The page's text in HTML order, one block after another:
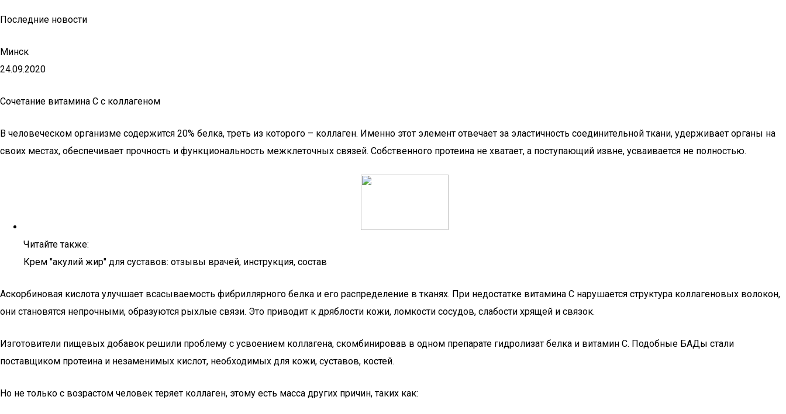
Последние новости
Минск
24.09.2020
Сочетание витамина C с коллагеном
В человеческом организме содержится 20% белка, треть из которого – коллаген. Именно этот элемент отвечает за эластичность соединительной ткани, удерживает органы на
своих местах, обеспечивает прочность и функциональность межклеточных связей. Собственного протеина не хватает, а поступающий извне, усваивается не полностью.
Читайте также:
Крем "акулий жир" для суставов: отзывы врачей, инструкция, состав
Аскорбиновая кислота улучшает всасываемость фибриллярного белка и его распределение в тканях. При недостатке витамина C нарушается структура коллагеновых волокон,
они становятся непрочными, образуются рыхлые связи. Это приводит к дряблости кожи, ломкости сосудов, слабости хрящей и связок.
Изготовители пищевых добавок решили проблему с усвоением коллагена, скомбинировав в одном препарате гидролизат белка и витамин С. Подобные БАДы стали
поставщиком протеина и незаменимых кислот, необходимых для кожи, суставов, костей.
Но не только с возрастом человек теряет коллаген, этому есть масса других причин, таких как: